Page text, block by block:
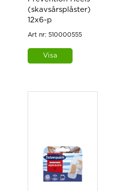
(skavsårsplåster)
12x6-p
Art nr: 510000555
Visa